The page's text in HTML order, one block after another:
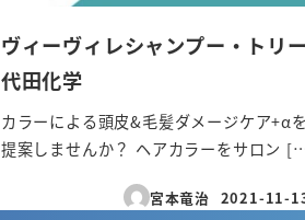
ヴィーヴィレシャンプー・トリ
代田化学
カラーによる頭皮&毛髪ダメージケア+α
提案しませんか？ ヘアカラーをサロン
宮本竜治
投稿日
2021-11-